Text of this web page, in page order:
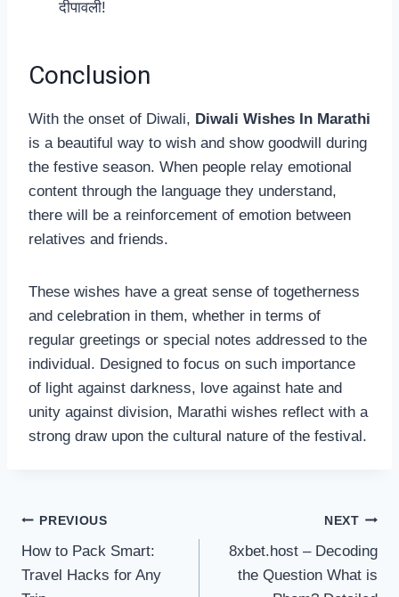
दीपावली!
Conclusion
With the onset of Diwali, Diwali Wishes In Marathi
is a beautiful way to wish and show goodwill during
the festive season. When people relay emotional
content through the language they understand,
there will be a reinforcement of emotion between
relatives and friends.
These wishes have a great sense of togetherness
and celebration in them, whether in terms of
regular greetings or special notes addressed to the
individual. Designed to focus on such importance
of light against darkness, love against hate and
unity against division, Marathi wishes reflect with a
strong draw upon the cultural nature of the festival.
Post
navigation
PREVIOUS
How to Pack Smart:
Travel Hacks for Any
NEXT
8xbet.host – Decoding
the Question What is